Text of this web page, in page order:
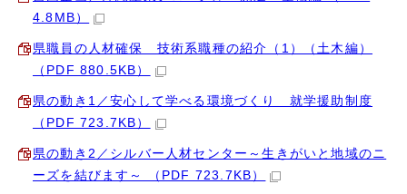
4.8MB）
県職員の人材確保 技術系職種の紹介（1）（土木編）
（PDF 880.5KB）
県の動き1／安心して学べる環境づくり 就学援助制度
（PDF 723.7KB）
県の動き2／シルバー人材センター～生きがいと地域のニ
ーズを結びます～ （PDF 723.7KB）